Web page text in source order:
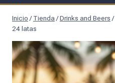
Inicio / Tienda/Drinks and Beers /
24 latas